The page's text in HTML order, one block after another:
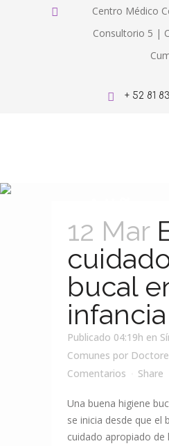
Centro Médico
Consultorio 5 |
+ 52 81
12 Mar
bucal
infancia
Publicado 04:19h en
Comunes por
Comentarios
Share
Una buena higiene
se inicia desde que el
cuidado apropiado de